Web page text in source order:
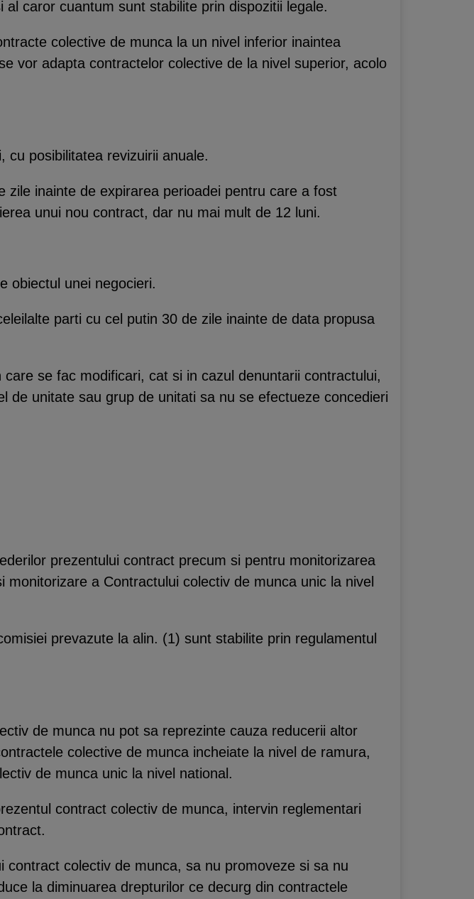
caror cuantum sunt stabilite prin dispozitii legale.
colective de munca la un nivel inferior inaintea
vor adapta contractelor colective de la nivel superior, acolo
cu posibilitatea revizuirii anuale.
inainte de expirarea perioadei pentru care a fost
unui nou contract, dar nu mai mult de 12 luni.
obiectul unei negocieri.
parti cu cel putin 30 de zile inainte de data propusa
se fac modificari, cat si in cazul denuntarii contractului,
de unitate sau grup de unitati sa nu se efectueze concedieri
prezentului contract precum si pentru monitorizarea
a Contractului colectiv de munca unic la nivel
prevazute la alin. (1) sunt stabilite prin regulamentul
de munca nu pot sa reprezinte cauza reducerii altor
colective de munca incheiate la nivel de ramura,
de munca unic la nivel national.
contract colectiv de munca, intervin reglementari
colectiv de munca, sa nu promoveze si sa nu
la diminuarea drepturilor ce decurg din contractele